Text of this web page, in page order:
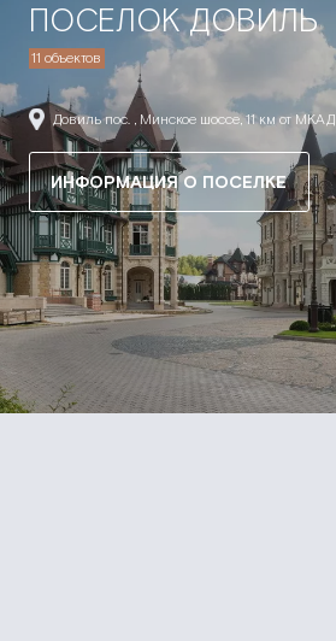
ПОСЕЛОК ДОВИЛЬ
11 объектов
Довиль пос. , Минское шоссе, 11 км от МКАД
ИНФОРМАЦИЯ О ПОСЕЛКЕ